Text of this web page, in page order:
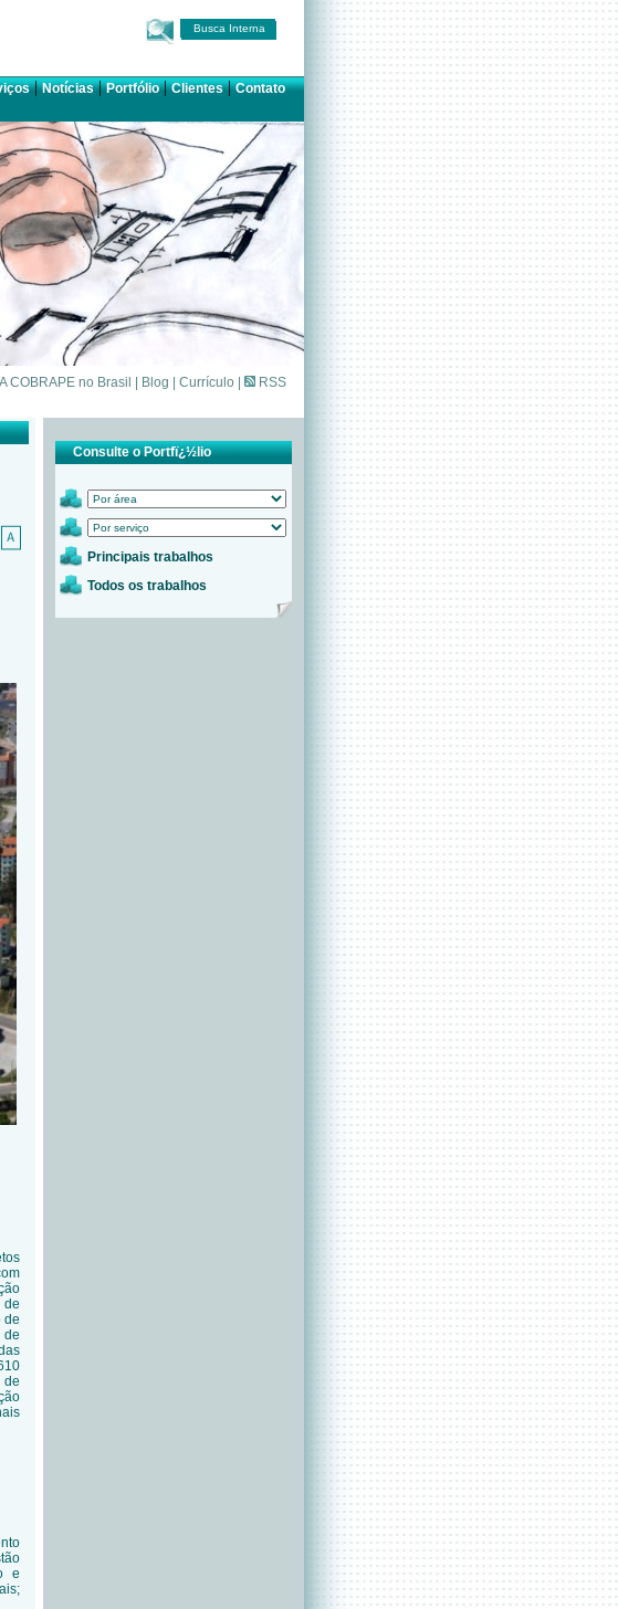
Busca Interna
|Notícias|Portfólio|Clientes|Contato
A COBRAPE no Brasil Blog Currículo RSS
de
de
e
Consulte o Portfï¿½lio
Principais trabalhos
Todos os trabalhos